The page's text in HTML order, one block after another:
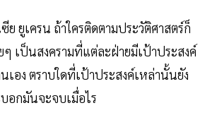
ย ยูเครน ถ้าใครติดตามประวัติศาสตร์ก็
ๆ เป็นสงครามที่แต่ละฝ่ายมีเป้าประสงค์
เอง ตราบใดที่เป้าประสงค์เหล่านั้นยัง
อกมันจะจบเมื่อไร